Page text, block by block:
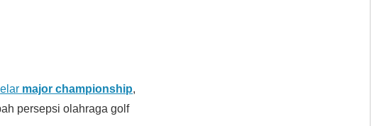
major championship,
persepsi olahraga golf